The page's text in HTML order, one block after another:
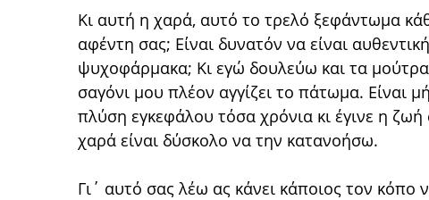
Κι αυτή η χαρά, αυτό το τρελό ξεφάντωμα
αφέντη σας; Είναι δυνατόν να είναι
ψυχοφάρμακα; Κι εγώ δουλεύω και τα
σαγόνι μου πλέον αγγίζει το πάτωμα. Είναι
πλύση εγκεφάλου τόσα χρόνια κι έγινε η
χαρά είναι δύσκολο να την κατανοήσω.
Γι΄ αυτό σας λέω ας κάνει κάποιος τον